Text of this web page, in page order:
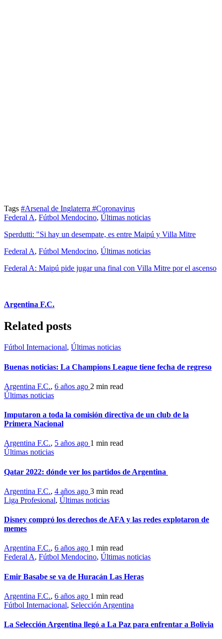
Tags #Arsenal de Inglaterra #Coronavirus
Federal A, Fútbol Mendocino, Últimas noticias
Sperdutti: "Si hay un desempate, es entre Maipú y Villa Mitre
Federal A, Fútbol Mendocino, Últimas noticias
Federal A: Maipú pide jugar una final con Villa Mitre por el ascenso
Argentina F.C.
Related posts
Fútbol Internacional, Últimas noticias
Buenas noticias: La Champions League tiene fecha de regreso
Argentina F.C., 6 años ago 2 min read
Últimas noticias
Imputaron a toda la comisión directiva de un club de la
Primera Nacional
Argentina F.C., 5 años ago 1 min read
Últimas noticias
Qatar 2022: dónde ver los partidos de Argentina
Argentina F.C., 4 años ago 3 min read
Liga Profesional, Últimas noticias
Disney compró los derechos de AFA y las redes explotaron de
memes
Argentina F.C., 6 años ago 1 min read
Federal A, Fútbol Mendocino, Últimas noticias
Emir Basabe se va de Huracán Las Heras
Argentina F.C., 6 años ago 1 min read
Fútbol Internacional, Selección Argentina
La Selección Argentina llegó a La Paz para enfrentar a Bolivia